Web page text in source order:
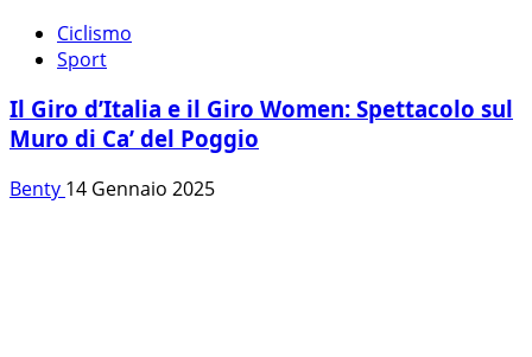
Ciclismo
Sport
Il Giro d’Italia e il Giro Women: Spettacolo sul
Muro di Ca’ del Poggio
Benty 14 Gennaio 2025